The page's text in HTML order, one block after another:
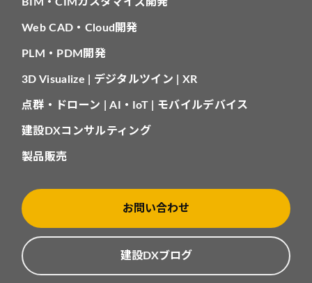
BIM・CIMカスタマイズ開発
Web CAD・Cloud開発
PLM・PDM開発
3D Visualize | デジタルツイン | XR
点群・ドローン | AI・IoT | モバイルデバイス
建設DXコンサルティング
製品販売
お問い合わせ
建設DXブログ